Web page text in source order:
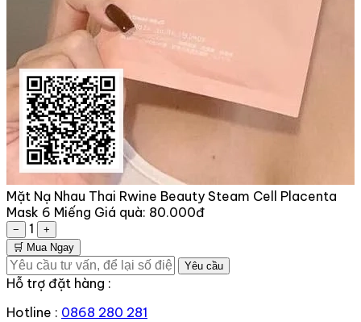
Mặt Nạ Nhau Thai Rwine Beauty Steam Cell Placenta
Mask 6 Miếng Giá quà: 80.000đ
− 1
+
🛒 Mua Ngay
Yêu cầu
Hỗ trợ đặt hàng :
Hotline : 0868 280 281